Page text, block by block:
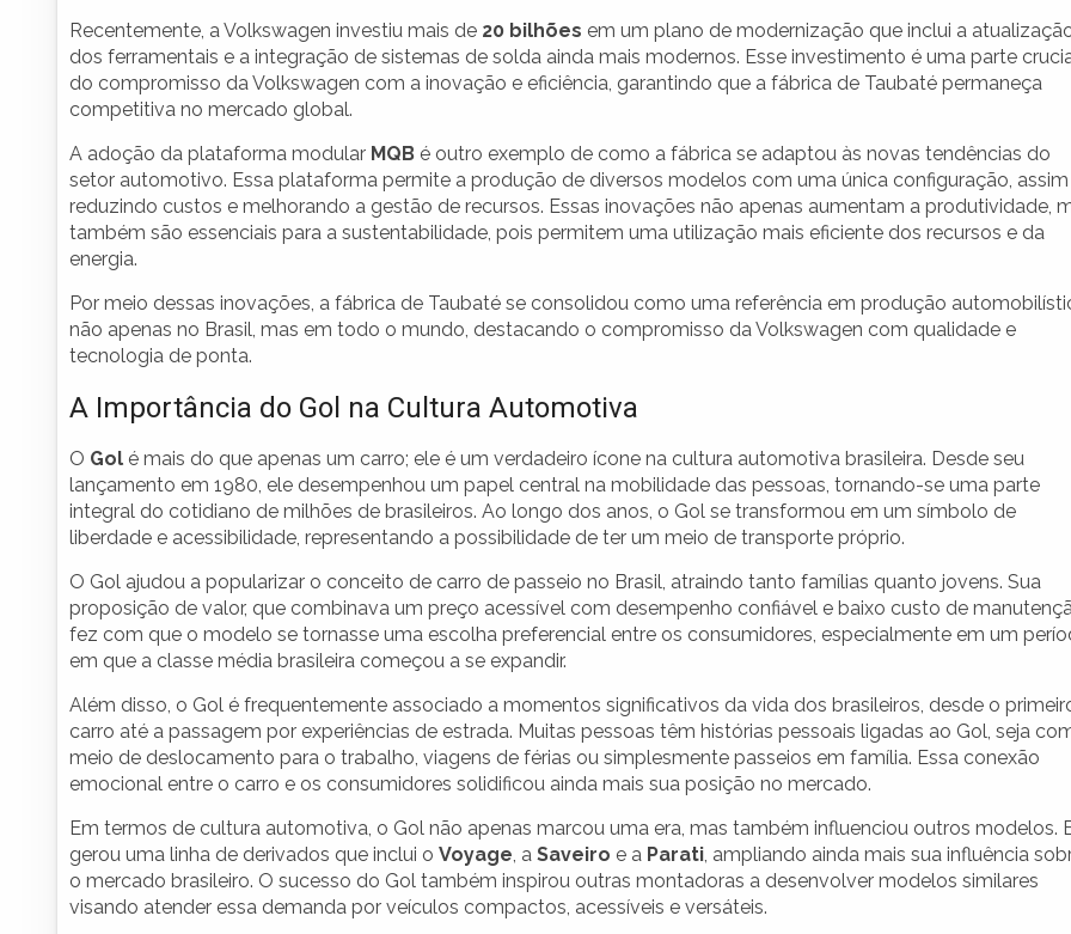
Recentemente, a Volkswagen investiu mais de 20 bilhões em um plano de modernização que inclui a
dos ferramentais e a integração de sistemas de solda ainda mais modernos. Esse investimento é uma parte
do compromisso da Volkswagen com a inovação e eficiência, garantindo que a fábrica de Taubaté permaneça
competitiva no mercado global.
A adoção da plataforma modular MQB é outro exemplo de como a fábrica se adaptou às novas tendências do
setor automotivo. Essa plataforma permite a produção de diversos modelos com uma única configuração, assim
reduzindo custos e melhorando a gestão de recursos. Essas inovações não apenas aumentam a produtividade,
também são essenciais para a sustentabilidade, pois permitem uma utilização mais eficiente dos recursos e da
energia.
Por meio dessas inovações, a fábrica de Taubaté se consolidou como uma referência em produção
não apenas no Brasil, mas em todo o mundo, destacando o compromisso da Volkswagen com qualidade e
tecnologia de ponta.
A Importância do Gol na Cultura Automotiva
O Gol é mais do que apenas um carro; ele é um verdadeiro ícone na cultura automotiva brasileira. Desde seu
lançamento em 1980, ele desempenhou um papel central na mobilidade das pessoas, tornando-se uma parte
integral do cotidiano de milhões de brasileiros. Ao longo dos anos, o Gol se transformou em um símbolo de
liberdade e acessibilidade, representando a possibilidade de ter um meio de transporte próprio.
O Gol ajudou a popularizar o conceito de carro de passeio no Brasil, atraindo tanto famílias quanto jovens. Sua
proposição de valor, que combinava um preço acessível com desempenho confiável e baixo custo de
fez com que o modelo se tornasse uma escolha preferencial entre os consumidores, especialmente em um
em que a classe média brasileira começou a se expandir.
Além disso, o Gol é frequentemente associado a momentos significativos da vida dos brasileiros, desde o
carro até a passagem por experiências de estrada. Muitas pessoas têm histórias pessoais ligadas ao Gol, seja
meio de deslocamento para o trabalho, viagens de férias ou simplesmente passeios em família. Essa conexão
emocional entre o carro e os consumidores solidificou ainda mais sua posição no mercado.
Em termos de cultura automotiva, o Gol não apenas marcou uma era, mas também influenciou outros modelos.
gerou uma linha de derivados que inclui o Voyage, a Saveiro e a Parati, ampliando ainda mais sua influência
o mercado brasileiro. O sucesso do Gol também inspirou outras montadoras a desenvolver modelos similares
visando atender essa demanda por veículos compactos, acessíveis e versáteis.